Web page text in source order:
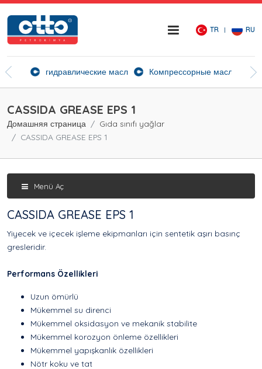
TR RU
агенты гидравлические масла Компрессорные масла
CASSIDA GREASE EPS 1
Домашняя страница
Gıda sınıfı yağlar
CASSIDA GREASE EPS 1
Menü Aç
CASSIDA GREASE EPS 1
Yiyecek ve içecek işleme ekipmanları için sentetik aşırı basınç
gresleridir.
Performans Özellikleri
Uzun ömürlü
Mükemmel su direnci
Mükemmel oksidasyon ve mekanik stabilite
Mükemmel korozyon önleme özellikleri
Mükemmel yapışkanlık özellikleri
Nötr koku ve tat